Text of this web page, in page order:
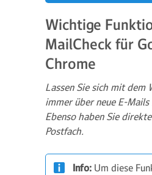
Wichtige
MailCheck für
Chrome
Lassen Sie sich mit dem
immer über neue E-
Ebenso haben Sie
Postfach.
Info: Um diese